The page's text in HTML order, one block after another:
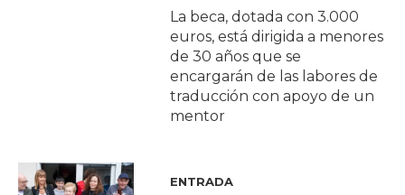
La beca, dotada con 3.000
euros, está dirigida a menores
de 30 años que se
encargarán de las labores de
traducción con apoyo de un
mentor
ENTRADA